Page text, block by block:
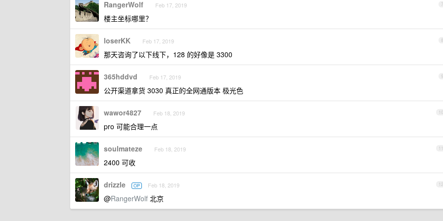
7
RangerWolf Feb 17, 2019
楼主坐标哪里？
8
loserKK Feb 17, 2019
那天咨询了以下线下，128 的好像是 3300
9
365hddvd Feb 17, 2019
公开渠道拿货 3030 真正的全网通版本 极光色
10
wawor4827 Feb 18, 2019
pro 可能合理一点
11
soulmateze Feb 18, 2019
2400 可收
12
drizzle OP Feb 18, 2019
@RangerWolf 北京